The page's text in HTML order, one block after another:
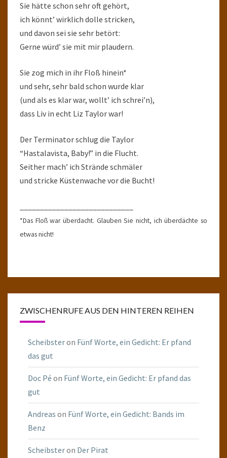
Sie hätte schon sehr oft gehört,
ich könnt’ wirklich dolle stricken,
und davon sei sie sehr betört:
Gerne würd’ sie mit mir plaudern.
Sie zog mich in ihr Floß hinein*
und sehr, sehr bald schon wurde klar
(und als es klar war, wollt’ ich schrei’n),
dass Liv in echt Liz Taylor war!
Der Terminator schlug die Taylor
“Hastalavista, Baby!” in die Flucht.
Seither mach’ ich Strände schmäler
und stricke Küstenwache vor die Bucht!
*Das Floß war überdacht. Glauben Sie nicht, ich überdächte so
etwas nicht!
ZWISCHENRUFE AUS DEN HINTEREN REIHEN
Scheibsteron Fünf Worte, ein Gedicht: Er pfand
das gut
Doc Pé on Fünf Worte, ein Gedicht: Er pfand das
gut
Andreas on Fünf Worte, ein Gedicht: Bands im
Benz
Scheibsteron Der Pirat